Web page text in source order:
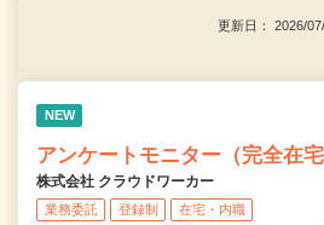
更新日： 2026/
NEW
アンケートモニター（完全在宅
株式会社 クラウドワーカー
業務委託 登録制 在宅・内職